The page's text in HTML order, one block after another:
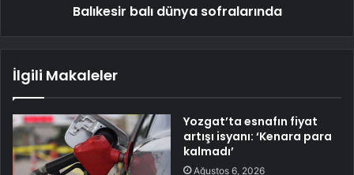
Balıkesir balı dünya sofralarında
İlgili Makaleler
Yozgat’ta esnafın fiyat
artışı isyanı: ‘Kenara para
kalmadı’
Ağustos 6, 2026